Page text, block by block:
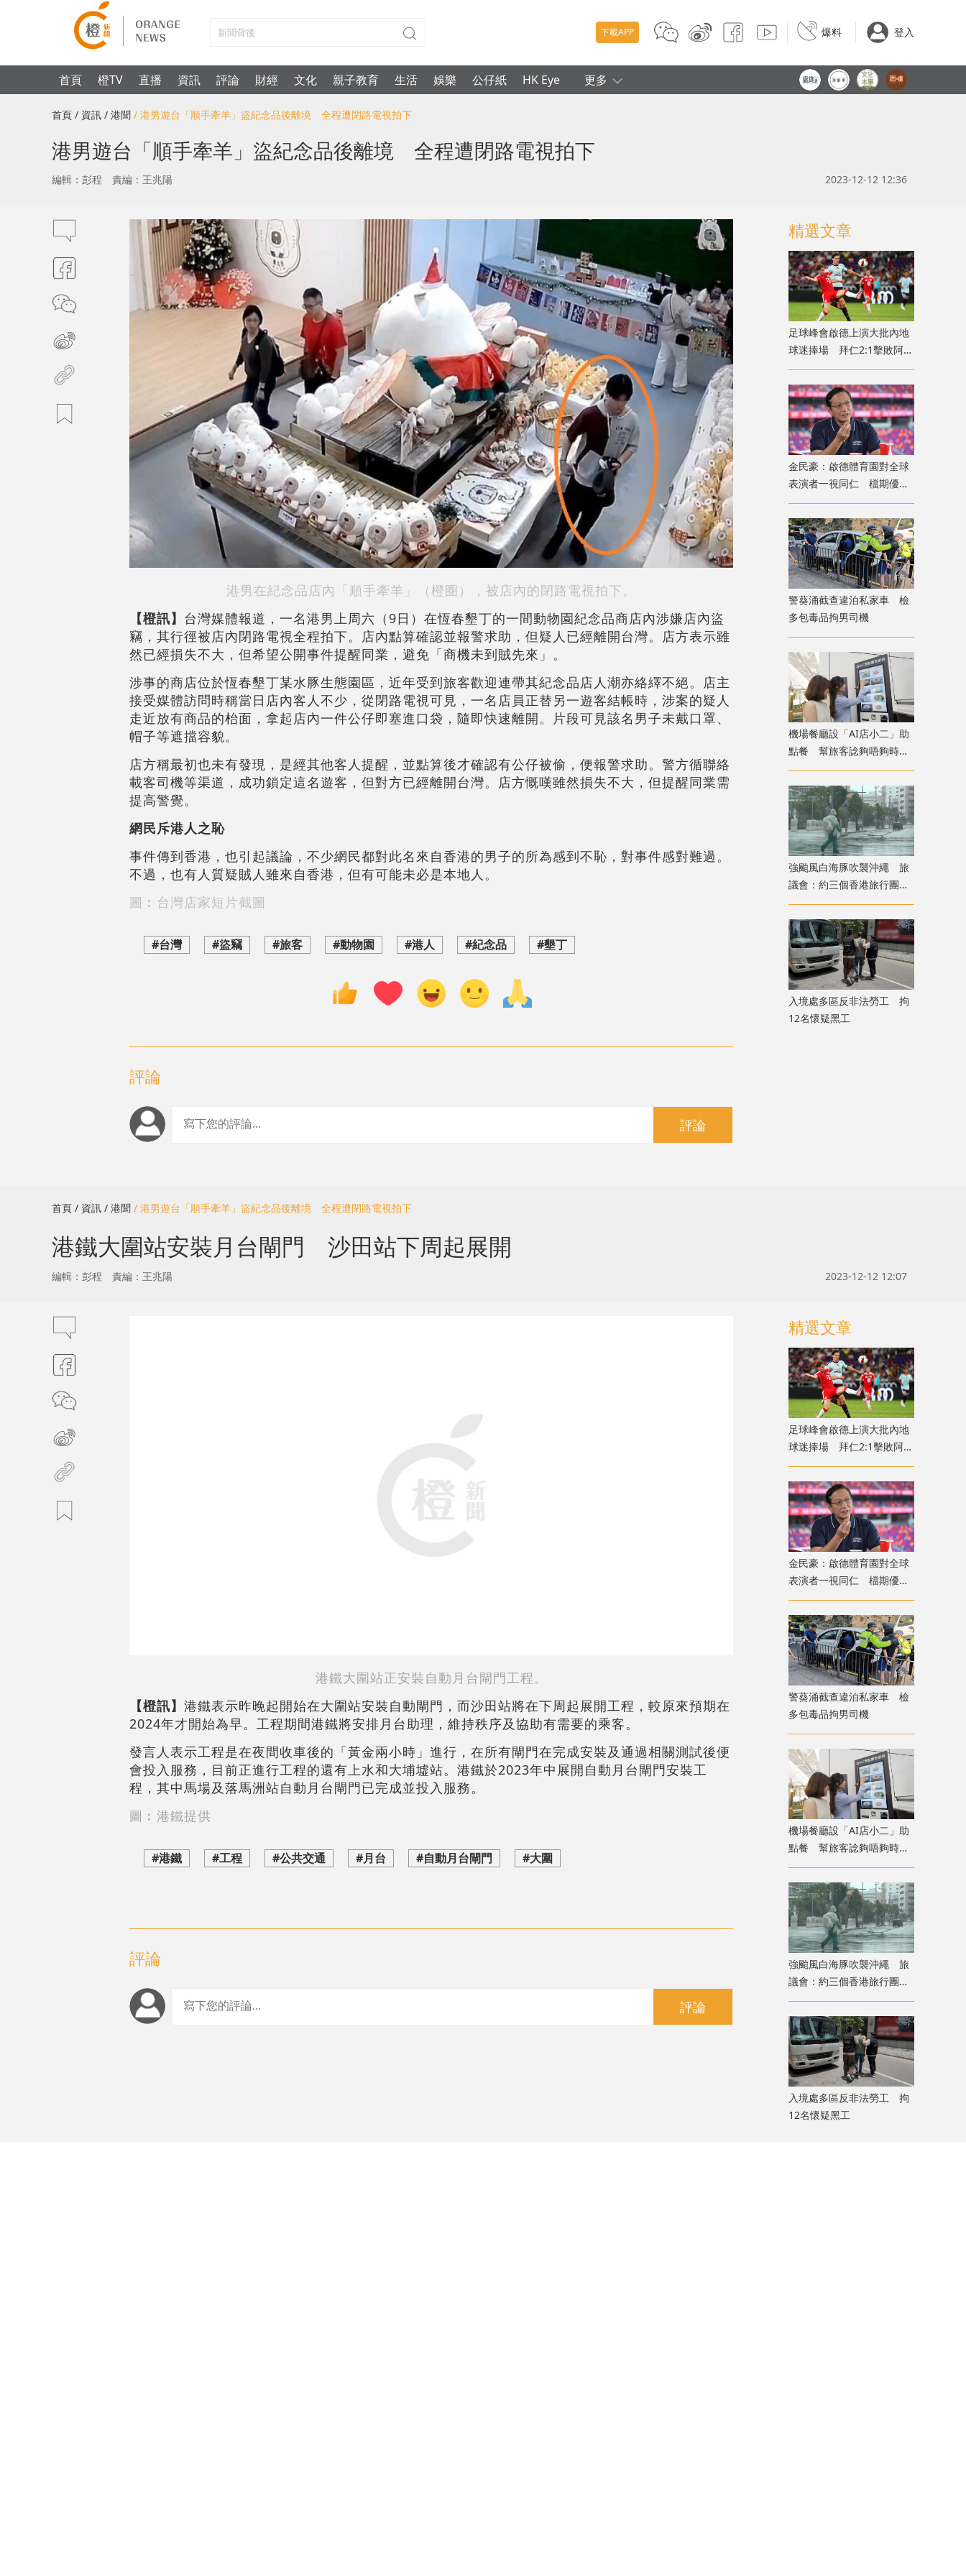
下載APP 爆料 登入
首頁 橙TV 直播 資訊 評論 財經 文化 親子教育 生活 娛樂 公仔紙 HK Eye 更多
首頁 / 資訊 / 港聞 / 港男遊台「順手牽羊」盜紀念品後離境 全程遭閉路電視拍下
港男遊台「順手牽羊」盜紀念品後離境 全程遭閉路電視拍下
編輯：彭程 責編：王兆陽 2023-12-12 12:36
港男在紀念品店內「順手牽羊」（橙圈），被店內的閉路電視拍下。
【橙訊】 台灣媒體報道，一名港男上周六（9日）在恆春墾丁的一間動物園紀念品商店內涉嫌店內盜
竊，其行徑被店內閉路電視全程拍下。店內點算確認並報警求助，但疑人已經離開台灣。店方表示雖
然已經損失不大，但希望公開事件提醒同業，避免「商機未到賊先來」。
涉事的商店位於恆春墾丁某水豚生態園區，近年受到旅客歡迎連帶其紀念品店人潮亦絡繹不絕。店主
接受媒體訪問時稱當日店內客人不少，從閉路電視可見，一名店員正替另一遊客結帳時，涉案的疑人
走近放有商品的枱面，拿起店內一件公仔即塞進口袋，隨即快速離開。片段可見該名男子未戴口罩、
帽子等遮擋容貌。
店方稱最初也未有發現，是經其他客人提醒，並點算後才確認有公仔被偷，便報警求助。警方循聯絡
載客司機等渠道，成功鎖定這名遊客，但對方已經離開台灣。店方慨嘆雖然損失不大，但提醒同業需
提高警覺。
網民斥港人之恥
事件傳到香港，也引起議論，不少網民都對此名來自香港的男子的所為感到不恥，對事件感對難過。
不過，也有人質疑賊人雖來自香港，但有可能未必是本地人。
圖︰台灣店家短片截圖
#台灣 #盜竊 #旅客 #動物園 #港人 #紀念品 #墾丁
評論
評論
精選文章
足球峰會啟德上演大批內地
球迷捧場 拜仁2:1擊敗阿士
東維拉
金民豪：啟德體育園對全球
表演者一視同仁 檔期優先
給體育活動
警葵涌截查違泊私家車 檢
多包毒品拘男司機
機場餐廳設「AI店小二」助
點餐 幫旅客諗夠唔夠時間
食完先上機
強颱風白海豚吹襲沖繩 旅
議會：約三個香港旅行團在
當地全部安全
入境處多區反非法勞工 拘
12名懷疑黑工
首頁 / 資訊 / 港聞 / 港男遊台「順手牽羊」盜紀念品後離境 全程遭閉路電視拍下
港鐵大圍站安裝月台閘門 沙田站下周起展開
編輯：彭程 責編：王兆陽 2023-12-12 12:07
港鐵大圍站正安裝自動月台閘門工程。
【橙訊】 港鐵表示昨晚起開始在大圍站安裝自動閘門，而沙田站將在下周起展開工程，較原來預期在
2024年才開始為早。工程期間港鐵將安排月台助理，維持秩序及協助有需要的乘客。
發言人表示工程是在夜間收車後的「黃金兩小時」進行，在所有閘門在完成安裝及通過相關測試後便
會投入服務，目前正進行工程的還有上水和大埔墟站。港鐵於2023年中展開自動月台閘門安裝工
程，其中馬場及落馬洲站自動月台閘門已完成並投入服務。
圖︰港鐵提供
#港鐵 #工程 #公共交通 #月台 #自動月台閘門 #大圍
評論
評論
精選文章
足球峰會啟德上演大批內地
球迷捧場 拜仁2:1擊敗阿士
東維拉
金民豪：啟德體育園對全球
表演者一視同仁 檔期優先
給體育活動
警葵涌截查違泊私家車 檢
多包毒品拘男司機
機場餐廳設「AI店小二」助
點餐 幫旅客諗夠唔夠時間
食完先上機
強颱風白海豚吹襲沖繩 旅
議會：約三個香港旅行團在
當地全部安全
入境處多區反非法勞工 拘
12名懷疑黑工